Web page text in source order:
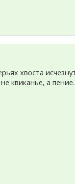
хвоста
квиканье, а